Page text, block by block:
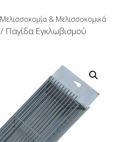
Μελισσοκομία & Μελισσοκομικά
/ Παγίδα Εγκλωβισμού